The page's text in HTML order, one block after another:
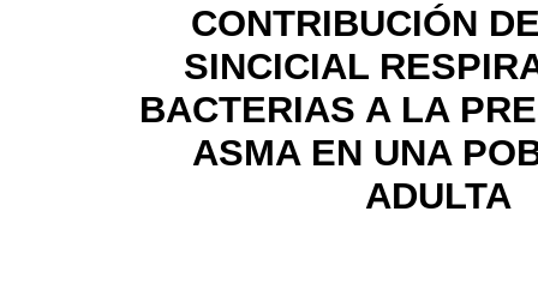
CONTRIBUCIÓN
SINCICIAL
BACTERIAS A LA
ASMA EN UNA
ADULTA